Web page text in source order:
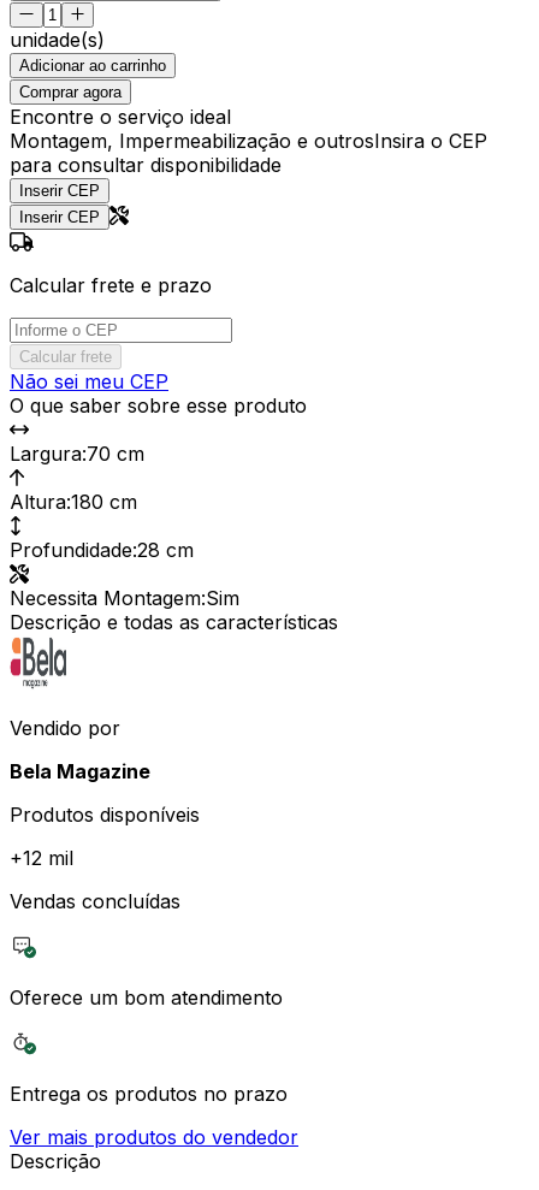
unidade(s)
Adicionar ao carrinho
Comprar agora
Encontre o serviço ideal
Montagem, Impermeabilização e outrosInsira o CEP
para consultar disponibilidade
Inserir CEP
Inserir CEP
Calcular frete e prazo
Calcular frete
Não sei meu CEP
O que saber sobre esse produto
Largura:70 cm
Altura:180 cm
Profundidade:28 cm
Necessita Montagem:Sim
Descrição e todas as características
Vendido por
Bela Magazine
Produtos disponíveis
+12 mil
Vendas concluídas
Oferece um bom atendimento
Entrega os produtos no prazo
Ver mais produtos do vendedor
Descrição